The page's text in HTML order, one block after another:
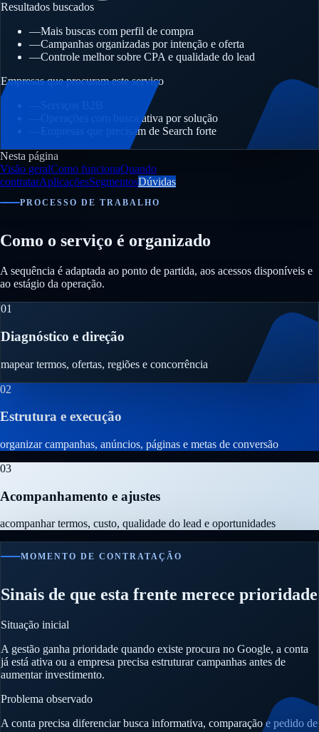
Resultados buscados
—Mais buscas com perfil de compra
—Campanhas organizadas por intenção e oferta
—Controle melhor sobre CPA e qualidade do lead
Empresas que procuram este serviço
Operações com busca ativa por solução
Empresas que precisam de Search forte
Nesta página
Visão geralComo funcionaQuando
contratarAplicaçõesSegmentosDúvidas
PROCESSO DE TRABALHO
Como o serviço é organizado
A sequência é adaptada ao ponto de partida, aos acessos disponíveis e
ao estágio da operação.
01
Diagnóstico e direção
mapear termos, ofertas, regiões e concorrência
02
Estrutura e execução
organizar campanhas, anúncios, páginas e metas de conversão
03
Acompanhamento e ajustes
acompanhar termos, custo, qualidade do lead e oportunidades
MOMENTO DE CONTRATAÇÃO
Sinais de que esta frente merece prioridade
Situação inicial
A gestão ganha prioridade quando existe procura no Google, a conta
já está ativa ou a empresa precisa estruturar campanhas antes de
aumentar investimento.
Problema observado
A conta precisa diferenciar busca informativa, comparação e pedido de